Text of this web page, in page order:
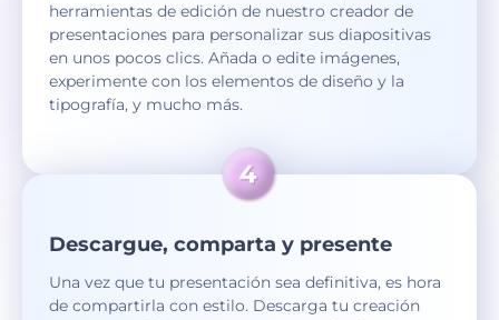
herramientas de edición de nuestro creador de
presentaciones para personalizar sus diapositivas
en unos pocos clics. Añada o edite imágenes,
experimente con los elementos de diseño y la
tipografía, y mucho más.
Descargue, comparta y presente
Una vez que tu presentación sea definitiva, es hora
de compartirla con estilo. Descarga tu creación